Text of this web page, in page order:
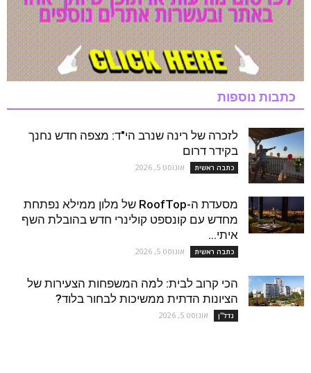
כתבות נוספות
לזכרה של רינה שנרב הי"ד: מצפה חדש נחנך
בקידר דרום
כתבה ראשית אוגוסט 5, 2026
מסעדת ה-RoofTop של מלון ממילא נפתחת
מחדש עם קונספט קולינרי חדש בהובלת השף
איתי...
כתבה ראשית אוגוסט 5, 2026
הכי קרוב לבית: למה המשפחות הצעירות של
הציונות הדתית ממשיכות לבחור בלוד?
נדל''ן אוגוסט 5, 2026